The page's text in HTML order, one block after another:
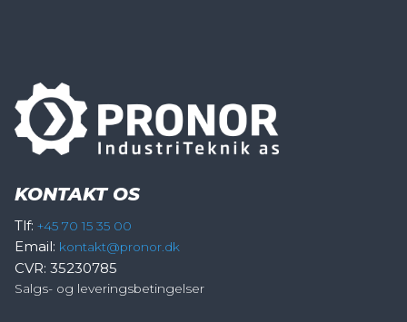
KONTAKT OS
Tlf: +45 70 15 35 00
Email: kontakt@pronor.dk
CVR: 35230785
Salgs- og leveringsbetingelser